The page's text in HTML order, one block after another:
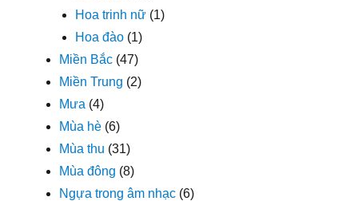
Hoa trinh nữ (1)
Hoa đào (1)
Miền Bắc (47)
Miền Trung (2)
Mưa (4)
Mùa hè (6)
Mùa thu (31)
Mùa đông (8)
Ngựa trong âm nhạc (6)